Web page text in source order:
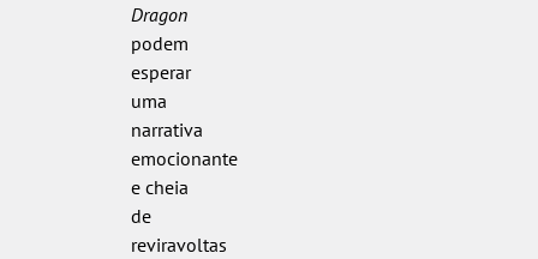
Dragon
podem
esperar
uma
narrativa
emocionante
e cheia
de
reviravoltas